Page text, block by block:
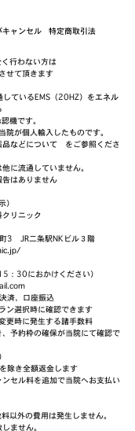
キャンセル
特定商取引法
行わない方は
せて頂きます
ているEMS（20HZ）をエネル
機です。
院が個人輸入したものです。
などについて をご参照くださ
に流通していません。
はありません
）
リニック
3 JR二条駅NKビル３階
30におかけください）
済、口座振込
ン選択時に確認できます
更時に発生する諸手数料
予約枠の確保が当院にて確認で
除き全額返金します
セル料を追加で当院へお支払い
以外の費用は発生しません。
ません。